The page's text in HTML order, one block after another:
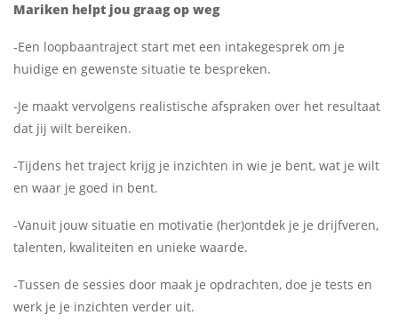
Mariken helpt jou graag op weg
-Een loopbaantraject start met een intakegesprek om je
huidige en gewenste situatie te bespreken.
-Je maakt vervolgens realistische afspraken over het resultaat
dat jij wilt bereiken.
-Tijdens het traject krijg je inzichten in wie je bent, wat je wilt
en waar je goed in bent.
-Vanuit jouw situatie en motivatie (her)ontdek je je drijfveren,
talenten, kwaliteiten en unieke waarde.
-Tussen de sessies door maak je opdrachten, doe je tests en
werk je je inzichten verder uit.